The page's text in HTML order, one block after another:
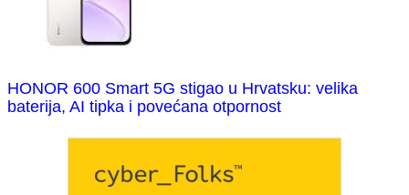
HONOR 600 Smart 5G stigao u Hrvatsku: velika
baterija, AI tipka i povećana otpornost